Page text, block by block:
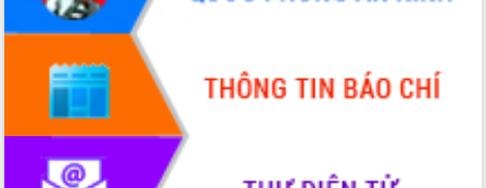
với Tập đoàn Bưu chính Viễn thông
Việt Nam
Thứ trưởng Bộ Y tế làm việc với tỉnh
Đắk Lắk về phát triển nhân lực y tế
cho trạm y tế cấp xã
Du lịch Đắk Lắk nâng tầm trải nghiệm
du khách thông qua Hệ thống cơ sở dữ
liệu và Bản đồ số